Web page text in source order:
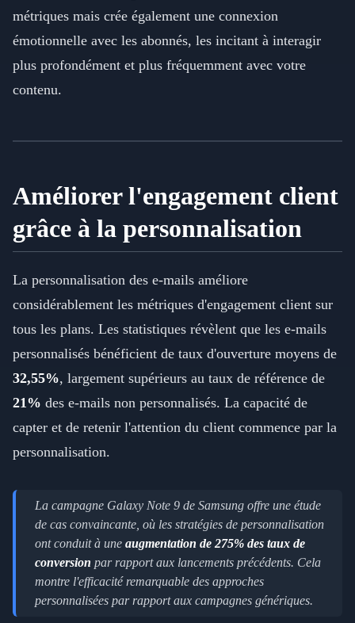
métriques mais crée également une connexion
émotionnelle avec les abonnés, les incitant à interagir
plus profondément et plus fréquemment avec votre
contenu.
Améliorer l'engagement client
grâce à la personnalisation
La personnalisation des e-mails améliore
considérablement les métriques d'engagement client sur
tous les plans. Les statistiques révèlent que les e-mails
personnalisés bénéficient de taux d'ouverture moyens de
32,55%, largement supérieurs au taux de référence de
21% des e-mails non personnalisés. La capacité de
capter et de retenir l'attention du client commence par la
personnalisation.
La campagne Galaxy Note 9 de Samsung offre une étude
de cas convaincante, où les stratégies de personnalisation
ont conduit à une augmentation de 275% des taux de
conversion par rapport aux lancements précédents. Cela
montre l'efficacité remarquable des approches
personnalisées par rapport aux campagnes génériques.